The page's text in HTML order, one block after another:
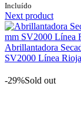
Incluído
Next product
Abrillantadora
SV2000 Línea Rioja
-29%Sold out